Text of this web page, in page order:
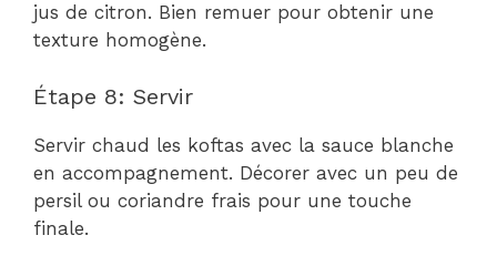
jus de citron. Bien remuer pour obtenir une
texture homogène.
Étape 8: Servir
Servir chaud les koftas avec la sauce blanche
en accompagnement. Décorer avec un peu de
persil ou coriandre frais pour une touche
finale.